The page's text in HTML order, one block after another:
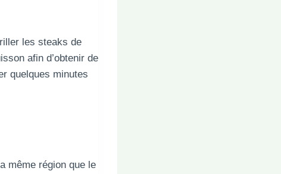
les steaks de
afin d’obtenir de
quelques minutes
même région que le